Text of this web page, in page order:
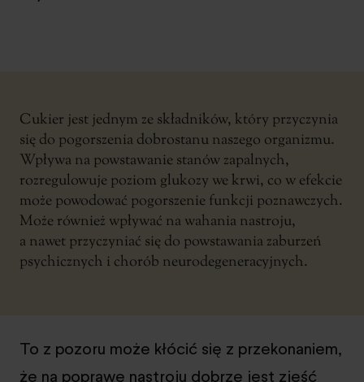
Cukier jest jednym ze składników, który przyczynia
się do pogorszenia dobrostanu naszego organizmu.
Wpływa na powstawanie stanów zapalnych,
rozregulowuje poziom glukozy we krwi, co w efekcie
może powodować pogorszenie funkcji poznawczych.
Może również wpływać na wahania nastroju,
a nawet przyczyniać się do powstawania zaburzeń
psychicznych i chorób neurodegeneracyjnych.
To z pozoru może kłócić się z przekonaniem,
że na poprawę nastroju dobrze jest zjeść